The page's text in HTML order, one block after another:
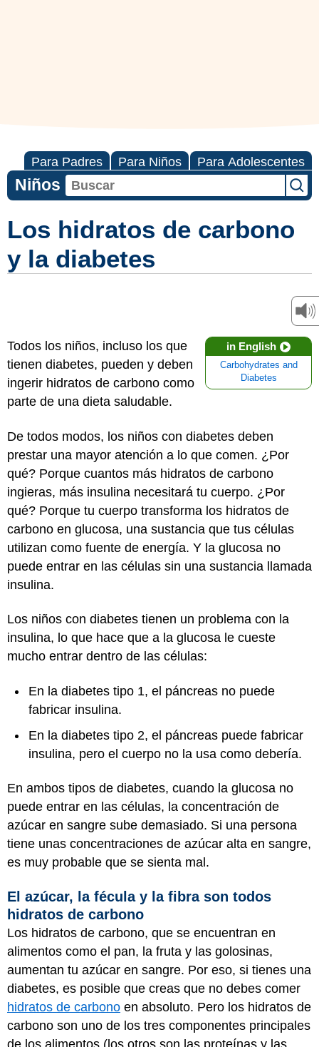
Para Padres Para Niños Para Adolescentes
Niños
Los hidratos de carbono
y la diabetes
in English
Carbohydrates and
Diabetes
Todos los niños, incluso los que
tienen diabetes, pueden y deben
ingerir hidratos de carbono como
parte de una dieta saludable.
De todos modos, los niños con diabetes deben
prestar una mayor atención a lo que comen. ¿Por
qué? Porque cuantos más hidratos de carbono
ingieras, más insulina necesitará tu cuerpo. ¿Por
qué? Porque tu cuerpo transforma los hidratos de
carbono en glucosa, una sustancia que tus células
utilizan como fuente de energía. Y la glucosa no
puede entrar en las células sin una sustancia llamada
insulina.
Los niños con diabetes tienen un problema con la
insulina, lo que hace que a la glucosa le cueste
mucho entrar dentro de las células:
En la diabetes tipo 1, el páncreas no puede
fabricar insulina.
En la diabetes tipo 2, el páncreas puede fabricar
insulina, pero el cuerpo no la usa como debería.
En ambos tipos de diabetes, cuando la glucosa no
puede entrar en las células, la concentración de
azúcar en sangre sube demasiado. Si una persona
tiene unas concentraciones de azúcar alta en sangre,
es muy probable que se sienta mal.
El azúcar, la fécula y la fibra son todos
hidratos de carbono
Los hidratos de carbono, que se encuentran en
alimentos como el pan, la fruta y las golosinas,
aumentan tu azúcar en sangre. Por eso, si tienes una
diabetes, es posible que creas que no debes comer
hidratos de carbono en absoluto. Pero los hidratos de
carbono son uno de los tres componentes principales
de los alimentos (los otros son las proteínas y las